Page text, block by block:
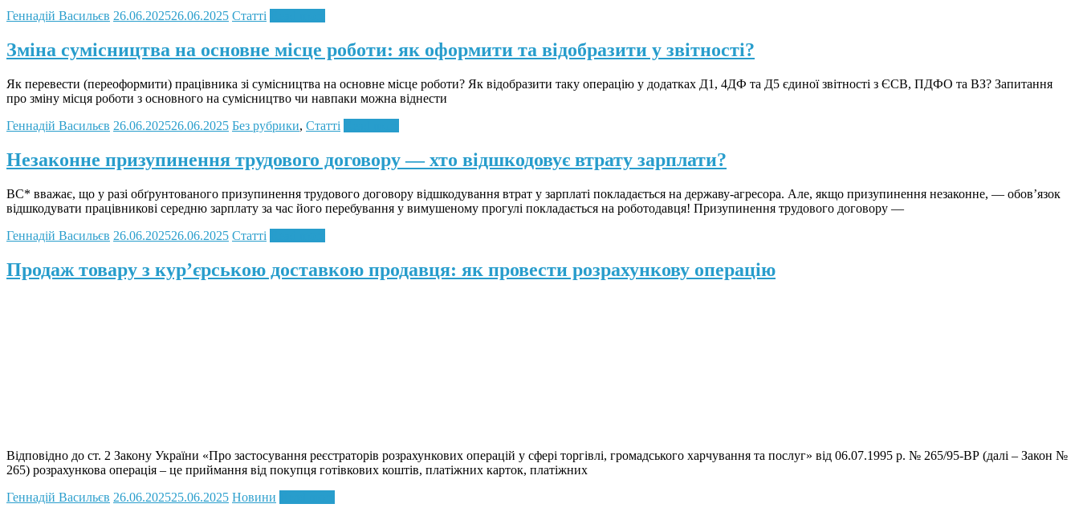
Геннадій Васильєв 26.06.202526.06.2025 Статті
Зміна сумісництва на основне місце роботи: як оформити та відобразити у звітності?
Як перевести (переоформити) працівника зі сумісництва на основне місце роботи? Як відобразити таку операцію у додатках Д1, 4ДФ та Д5 єдиної звітності з ЄСВ, ПДФО та ВЗ? Запитання
про зміну місця роботи з основного на сумісництво чи навпаки можна віднести
Геннадій Васильєв 26.06.202526.06.2025 Без рубрики, Статті
Незаконне призупинення трудового договору — хто відшкодовує втрату зарплати?
ВС* вважає, що у разі обґрунтованого призупинення трудового договору відшкодування втрат у зарплаті покладається на державу-агресора. Але, якщо призупинення незаконне, — обов’язок
відшкодувати працівникові середню зарплату за час його перебування у вимушеному прогулі покладається на роботодавця! Призупинення трудового договору —
Геннадій Васильєв 26.06.202526.06.2025 Статті
Продаж товару з кур’єрською доставкою продавця: як провести розрахункову операцію
Відповідно до ст. 2 Закону України «Про застосування реєстраторів розрахункових операцій у сфері торгівлі, громадського харчування та послуг» від 06.07.1995 р. № 265/95-ВР (далі – Закон №
265) розрахункова операція – це приймання від покупця готівкових коштів, платіжних карток, платіжних
Геннадій Васильєв 26.06.202525.06.2025 Новини